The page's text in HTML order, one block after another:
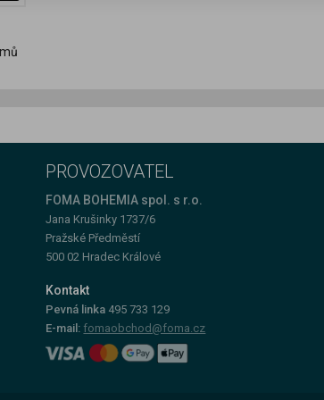
PROVOZOVATEL
FOMA BOHEMIA spol. s r.o.
Jana Krušinky 1737/6
Pražské Předměstí
500 02 Hradec Králové
Kontakt
Pevná linka 495 733 129
E-mail: fomaobchod@foma.cz